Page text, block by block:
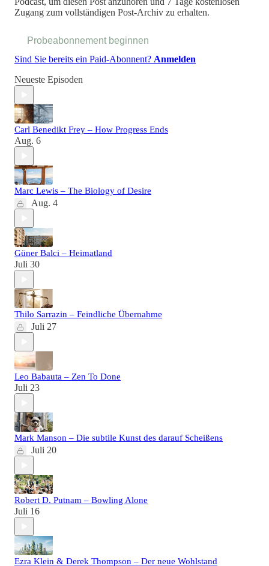
Zugang zum vollständigen Post-Archiv zu erhalten.
Probeabonnement beginnen
Sind Sie bereits ein Paid-Abonnent? Anmelden
Neueste Episoden
Carl Benedikt Frey – How Progress Ends
Aug. 6
Marc Lewis – The Biology of Desire
Aug. 4
Güner Balci – Heimatland
Juli 30
Thilo Sarrazin – Feindliche Übernahme
Juli 27
Leo Babauta – Zen To Done
Juli 23
Mark Manson – Die subtile Kunst des darauf Scheißens
Juli 20
Robert D. Putnam – Bowling Alone
Juli 16
Ezra Klein & Derek Thompson – Der neue Wohlstand